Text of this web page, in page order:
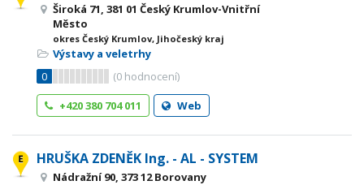
Široká 71, 381 01 Český Krumlov-Vnitřní
Město
okres Český Krumlov, Jihočeský kraj
Výstavy a veletrhy
0
(0 hodnocení)
+420 380 704 011
Web
HRUŠKA ZDENĚK Ing. - AL - SYSTEM
Nádražní 90, 373 12 Borovany